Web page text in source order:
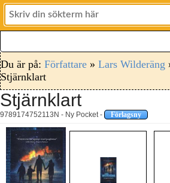
Du är på: Författare » Lars Wilderäng
Stjärnklart
Stjärnklart
9789174752113N - Ny Pocket - Förlagsny